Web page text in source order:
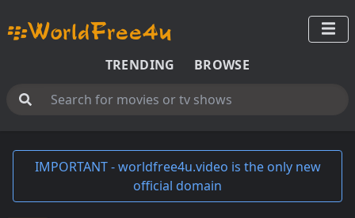
TRENDING BROWSE
IMPORTANT - worldfree4u.video is the only new
official domain